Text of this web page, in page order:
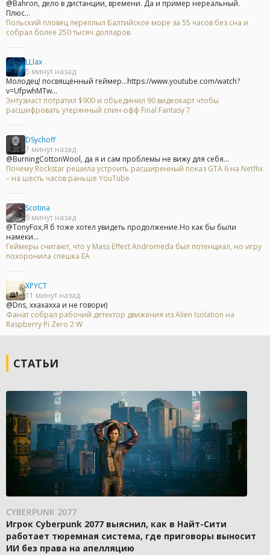
@Bahron, дело в дистанции, времени. Да и пример нереальный.
Плюс...
Польский пловец переплыл Балтийское море за 55 часов без сна и
собрал более 250 тысяч долларов
LLlax
5 минут назад
Молодец! посвящённый геймер...https://www.youtube.com/watch?
v=UfpwhMTw...
Энтузиаст потратил $900 и объединил 90 видеокарт чтобы
расшифровать утерянный спин-офф Final Fantasy 7
DSychoff
7 минут назад
@BurningCottonWool, да я и сам проблемы не вижу для себя...
Почему Rockstar решила устроить расширенный показ GTA 6 на Netflix
– на шесть часов раньше YouTube
Scotina
9 минут назад
@TonyFox,Я б тоже хотел увидеть продолжение.Но как бы были
намеки...
Геймеры считают, что у Mass Effect Andromeda был потенциал, но игру
похоронила спешка EA
XPYCT
11 минут назад
@Dns, ххахахха и не говори)
Фанат собрал рабочий детектор движения из Alien Isolation на
Raspberry Pi Zero 2 W
СТАТЬИ
CYBERPUNK 2077
Игрок Cyberpunk 2077 выяснил, как в Найт-Сити
работает тюремная система, где приговоры выносит
ИИ без права на апелляцию